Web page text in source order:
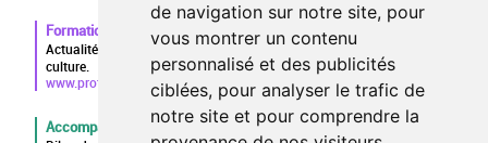
de navigation sur notre site, pour
vous montrer un contenu
personnalisé et des publicités
ciblées, pour analyser le trafic de
notre site et pour comprendre la
Formation
Actualités, guide et annuaire des formations aux métiers de la
culture.
www.profilculture-formation.com
Accompagnement professionnel